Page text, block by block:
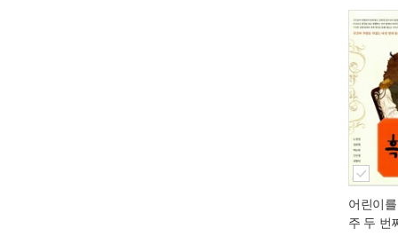
어린이
주 두 번